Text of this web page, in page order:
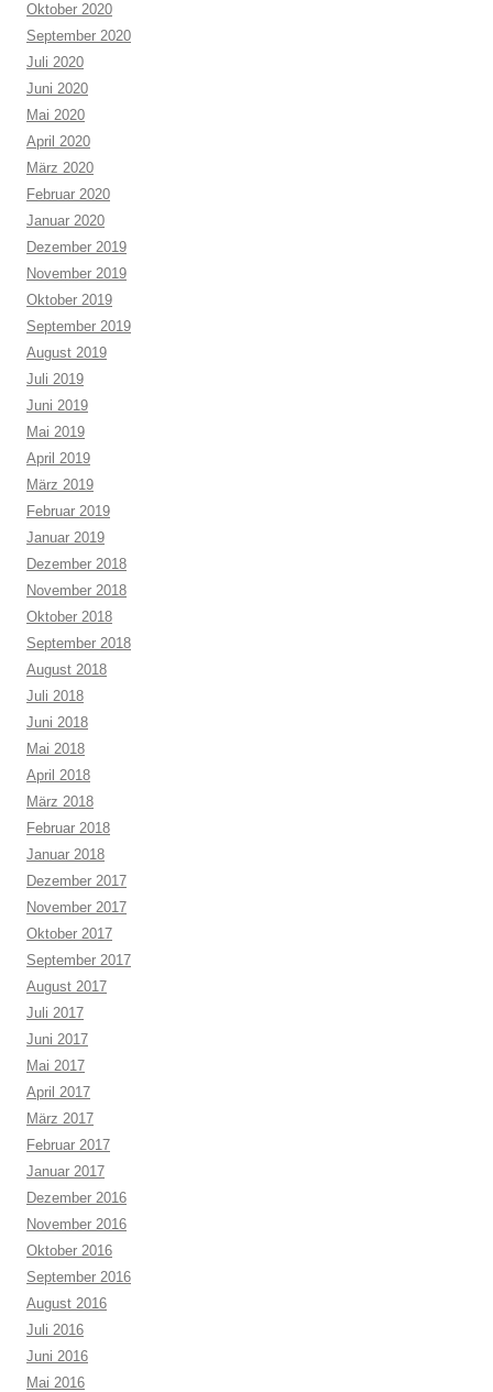
Oktober 2020
September 2020
Juli 2020
Juni 2020
Mai 2020
April 2020
März 2020
Februar 2020
Januar 2020
Dezember 2019
November 2019
Oktober 2019
September 2019
August 2019
Juli 2019
Juni 2019
Mai 2019
April 2019
März 2019
Februar 2019
Januar 2019
Dezember 2018
November 2018
Oktober 2018
September 2018
August 2018
Juli 2018
Juni 2018
Mai 2018
April 2018
März 2018
Februar 2018
Januar 2018
Dezember 2017
November 2017
Oktober 2017
September 2017
August 2017
Juli 2017
Juni 2017
Mai 2017
April 2017
März 2017
Februar 2017
Januar 2017
Dezember 2016
November 2016
Oktober 2016
September 2016
August 2016
Juli 2016
Juni 2016
Mai 2016